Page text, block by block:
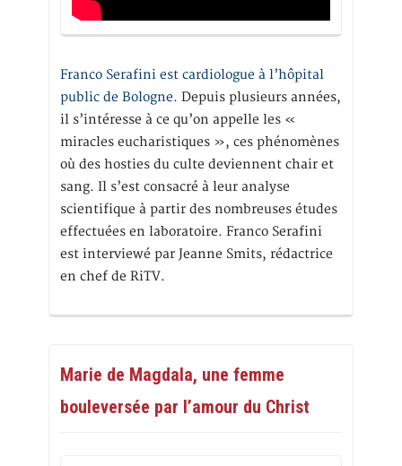
Franco Serafini est cardiologue à l’hôpital
public de Bologne. Depuis plusieurs années,
il s’intéresse à ce qu’on appelle les «
miracles eucharistiques », ces phénomènes
où des hosties du culte deviennent chair et
sang. Il s’est consacré à leur analyse
scientifique à partir des nombreuses études
effectuées en laboratoire. Franco Serafini
est interviewé par Jeanne Smits, rédactrice
en chef de RiTV.
Marie de Magdala, une femme
bouleversée par l’amour du Christ